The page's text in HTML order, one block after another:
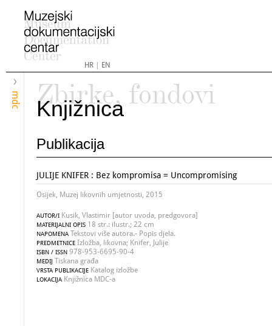
HR| EN
mdc
Zbirke, fondovi
Knjižnica
Publikacija
JULIJE KNIFER : Bez kompromisa = Uncompromising
Osijek, Muzej likovnih umjetnosti, 2015
AUTOR/I Kusik, Vlastimir [autor uvoda, predgovora]
MATERIJALNI OPIS 18 str.: ilustr.; 22 cm
NAPOMENA Tekstovi više autora.- Popis djela.
PREDMETNICE Izložba, likovna; Knifer, Julije
ISBN / ISSN 978-953-6695-90-4
MEDIJ Tiskana građa
VRSTA PUBLIKACIJE Katalog izložbe
LOKACIJA Knjižnica MDC-a